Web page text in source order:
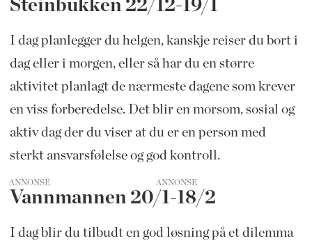
Steinbukken 22/12-19/1
I dag planlegger du helgen, kanskje reiser du bort i
dag eller i morgen, eller så har du en større
aktivitet planlagt de nærmeste dagene som krever
en viss forberedelse. Det blir en morsom, sosial og
aktiv dag der du viser at du er en person med
sterkt ansvarsfølelse og god kontroll.
ANNONSE
Vannmannen 20/1-18/2
I dag blir du tilbudt en god løsning på et dilemma